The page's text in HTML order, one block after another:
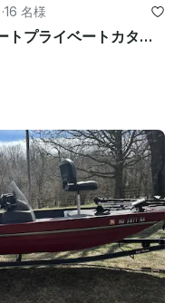
·16 名様
ベリーズの35フィートプライベートカタマランチャーター